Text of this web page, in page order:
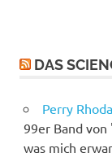
DAS
Perry
99er Band von
was mich